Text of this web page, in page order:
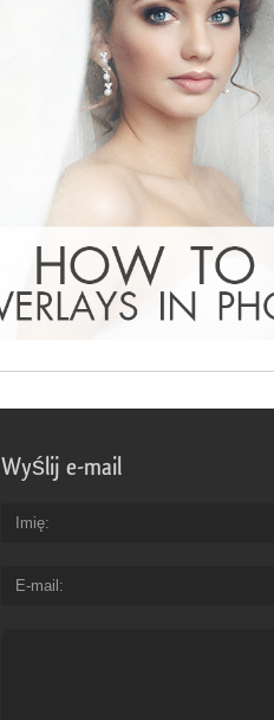
Wyślij e-mail
Imię
E-mail